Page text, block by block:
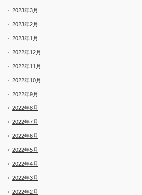
2023年3月
2023年2月
2023年1月
2022年12月
2022年11月
2022年10月
2022年9月
2022年8月
2022年7月
2022年6月
2022年5月
2022年4月
2022年3月
2022年2月